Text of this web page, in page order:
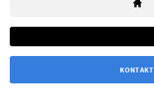
KONTAKT